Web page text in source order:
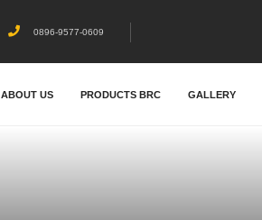
0896-9577-0609
ABOUT US PRODUCTS BRC GALLERY